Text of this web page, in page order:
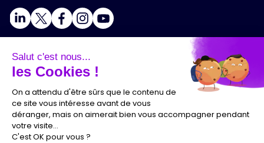
Salut c'est nous...
les Cookies !
On a attendu d'être sûrs que le contenu de
ce site vous intéresse avant de vous
déranger, mais on aimerait bien vous accompagner pendant
votre visite...
C'est OK pour vous ?